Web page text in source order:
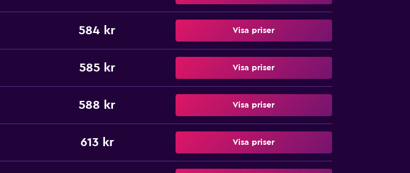
584 kr Visa priser
585 kr Visa priser
588 kr Visa priser
613 kr Visa priser